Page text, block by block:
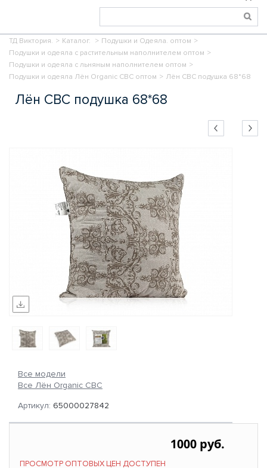
ТД Виктория. > Каталог. > Подушки и Одеяла. оптом >
Подушки и одеяла с растительным наполнителем оптом >
Подушки и одеяла с льняным наполнителем оптом >
Подушки и одеяла Лён Organic СВС оптом > Лён СВС подушка 68*68
Лён СВС подушка 68*68
Все модели
Все Лён Organic СВС
Артикул: 65000027842
1000 руб.
ПРОСМОТР ОПТОВЫХ ЦЕН ДОСТУПЕН